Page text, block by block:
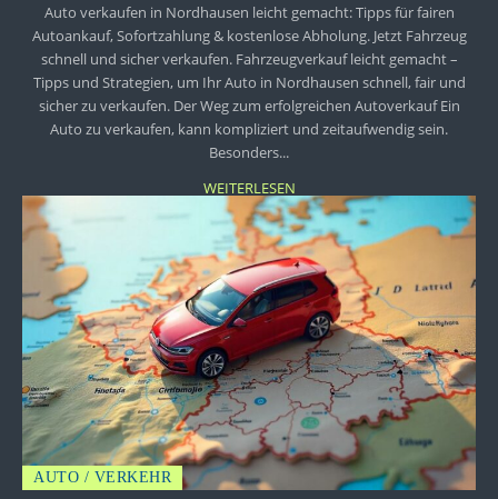
Auto verkaufen in Nordhausen leicht gemacht: Tipps für fairen
Autoankauf, Sofortzahlung & kostenlose Abholung. Jetzt Fahrzeug
schnell und sicher verkaufen. Fahrzeugverkauf leicht gemacht –
Tipps und Strategien, um Ihr Auto in Nordhausen schnell, fair und
sicher zu verkaufen. Der Weg zum erfolgreichen Autoverkauf Ein
Auto zu verkaufen, kann kompliziert und zeitaufwendig sein.
Besonders...
WEITERLESEN
AUTO / VERKEHR